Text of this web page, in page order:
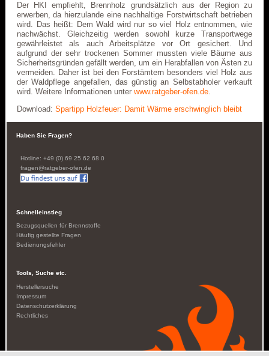
Der HKI empfiehlt, Brennholz grundsätzlich aus der Region zu
erwerben, da hierzulande eine nachhaltige Forstwirtschaft betrieben
wird. Das heißt: Dem Wald wird nur so viel Holz entnommen, wie
nachwächst. Gleichzeitig werden sowohl kurze Transportwege
gewährleistet als auch Arbeitsplätze vor Ort gesichert. Und
aufgrund der sehr trockenen Sommer mussten viele Bäume aus
Sicherheitsgründen gefällt werden, um ein Herabfallen von Ästen zu
vermeiden. Daher ist bei den Forstämtern besonders viel Holz aus
der Waldpflege angefallen, das günstig an Selbstabholer verkauft
wird. Weitere Informationen unter www.ratgeber-ofen.de.
Download: Spartipp Holzfeuer: Damit Wärme erschwinglich bleibt
Haben Sie Fragen?
Hotline: +49 (0) 69 25 62 68 0
fragen@ratgeber-ofen.de
Schnelleinstieg
Bezugsquellen für Brennstoffe
Häufig gestellte Fragen
Bedienungsfehler
Tools, Suche etc.
Herstellersuche
Impressum
Datenschutzerklärung
Rechtliches